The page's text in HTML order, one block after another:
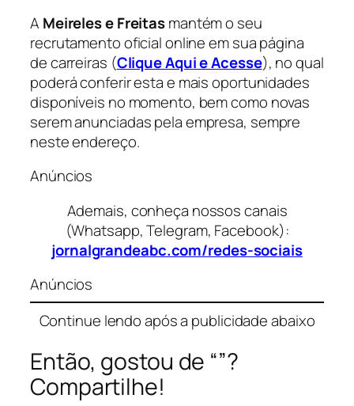
A Meireles e Freitasmantém o seu
recrutamento oficial online em sua página
de carreiras (Clique Aqui e Acesse), no qual
poderá conferir esta e mais oportunidades
disponíveis no momento, bem como novas
serem anunciadas pela empresa, sempre
neste endereço.
Anúncios
Ademais, conheça nossos canais
(Whatsapp, Telegram, Facebook):
jornalgrandeabc.com/redes-sociais
Anúncios
Continue lendo após a publicidade abaixo
Então, gostou de “”?
Compartilhe!